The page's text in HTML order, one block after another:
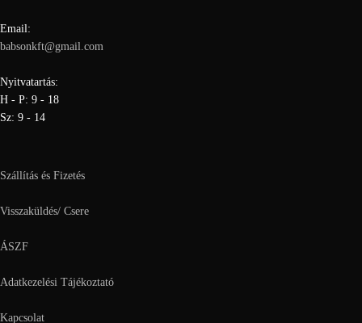
Email:
babsonkft@gmail.com
Nyitvatartás:
H - P: 9 - 18
Sz: 9 - 14
Szállítás és Fizetés
Visszaküldés/ Csere
ÁSZF
Adatkezelési Tájékoztató
Kapcsolat